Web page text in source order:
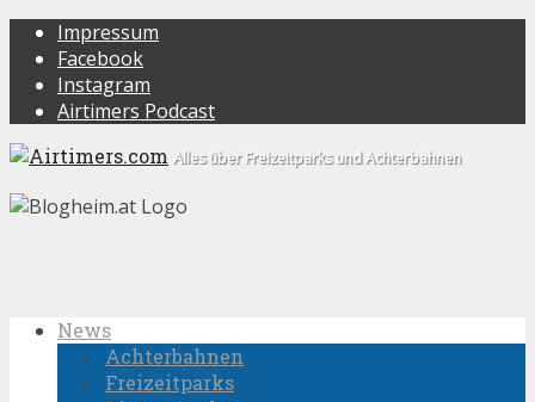
Impressum
Facebook
Instagram
Airtimers Podcast
Alles über Freizeitparks und Achterbahnen
News
Achterbahnen
Freizeitparks